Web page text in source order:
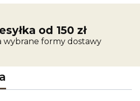
od 150 zł
wybrane formy dostawy